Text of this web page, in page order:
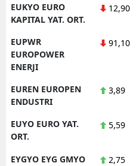
EUKYO EURO
KAPITAL YAT. ORT.
12,90
EUPWR
EUROPOWER
ENERJI
91,10
EUREN EUROPEN
ENDUSTRI
3,89
EUYO EURO YAT.
ORT.
5,59
EYGYO EYG GMYO 2,75